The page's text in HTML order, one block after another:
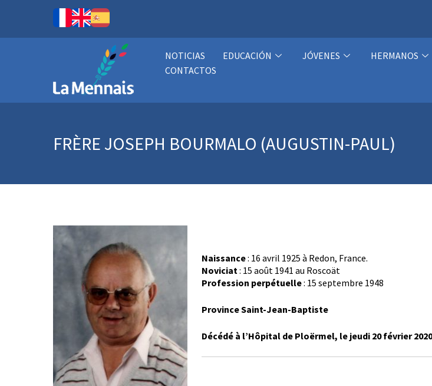
NOTICIAS EDUCACIÓN JÓVENES HERMANOS
CONTACTOS
FRÈRE JOSEPH BOURMALO (AUGUSTIN-PAUL)
Naissance: 16 avril 1925 à Redon, France.
Noviciat: 15 août 1941 au Roscoät
Profession perpétuelle: 15 septembre 1948
Province Saint-Jean-Baptiste
Décédé à l’Hôpital de Ploërmel, le jeudi 20 février